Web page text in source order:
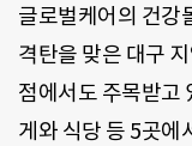
글로벌케어의 건강
격탄을 맞은 대구
점에서도 주목받고
게와 식당 등 5곳에